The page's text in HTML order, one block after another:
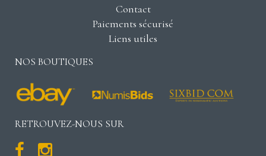
Contact
Paiements sécurisé
Liens utiles
NOS BOUTIQUES
RETROUVEZ-NOUS SUR